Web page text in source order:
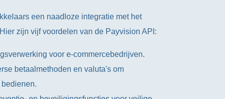
een naadloze integratie met het
zijn vijf voordelen van de Payvision API:
voor e-commercebedrijven.
betaalmethoden en valuta's om